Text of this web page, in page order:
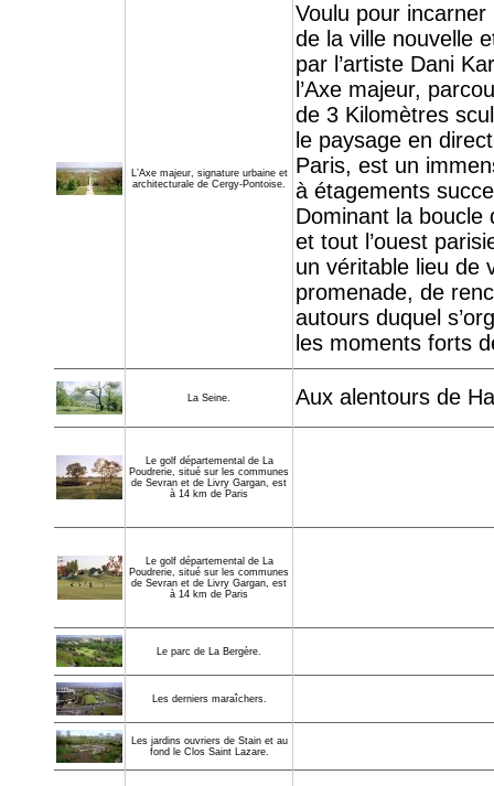
L’Axe majeur, signature urbaine et
architecturale de Cergy-Pontoise.
Voulu pour incarner
de la ville nouvelle
par l’artiste Dani
l’Axe majeur,
de 3 Kilomètres
le paysage en
Paris, est un
à étagements
Dominant la boucle
et tout l’ouest
un véritable lieu de
promenade, de
autours duquel
les moments forts
La Seine. Aux alentours de
Le golf départemental de La
Poudrerie, situé sur les communes
de Sevran et de Livry Gargan, est
à 14 km de Paris
Le golf départemental de La
Poudrerie, situé sur les communes
de Sevran et de Livry Gargan, est
à 14 km de Paris
Le parc de La Bergère.
Les derniers maraîchers.
Les jardins ouvriers de Stain et au
fond le Clos Saint Lazare.